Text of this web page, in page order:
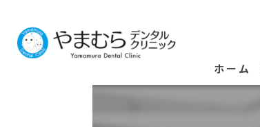
ホーム